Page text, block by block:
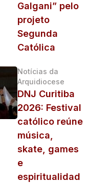
Galgani” pelo
projeto
Segunda
Católica
Notícias da
Arquidiocese
DNJ Curitiba
2026: Festival
católico reúne
música,
skate, games
e
espiritualidad